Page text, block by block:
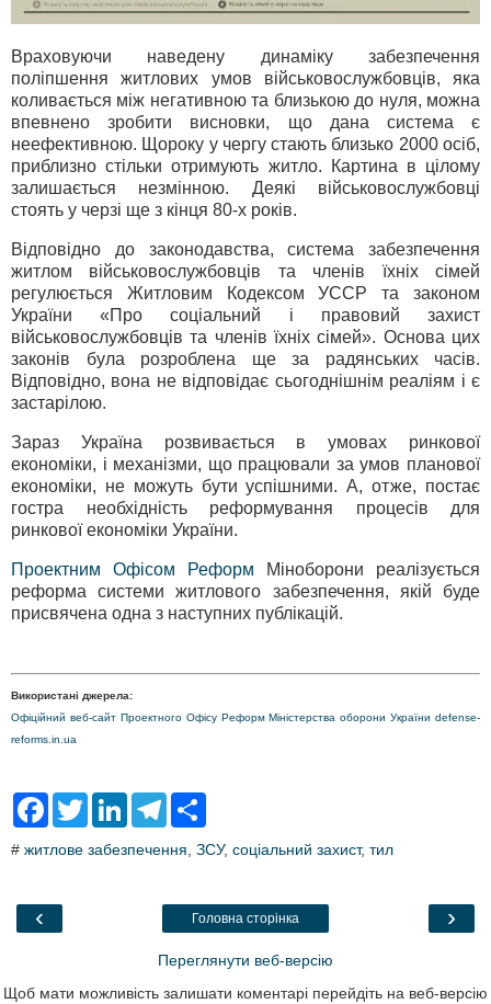
Враховуючи наведену динаміку забезпечення
поліпшення житлових умов військовослужбовців, яка
коливається між негативною та близькою до нуля, можна
впевнено зробити висновки, що дана система є
неефективною. Щороку у чергу стають близько 2000 осіб,
приблизно стільки отримують житло. Картина в цілому
залишається незмінною. Деякі військовослужбовці
стоять у черзі ще з кінця 80-х років.
Відповідно до законодавства, система забезпечення
житлом військовослужбовців та членів їхніх сімей
регулюється Житловим Кодексом УССР та законом
України «Про соціальний і правовий захист
військовослужбовців та членів їхніх сімей». Основа цих
законів була розроблена ще за радянських часів.
Відповідно, вона не відповідає сьогоднішнім реаліям і є
застарілою.
Зараз Україна розвивається в умовах ринкової
економіки, і механізми, що працювали за умов планової
економіки, не можуть бути успішними. А, отже, постає
гостра необхідність реформування процесів для
ринкової економіки України.
Проектним Офісом Реформ Міноборони реалізується
реформа системи житлового забезпечення, якій буде
присвячена одна з наступних публікацій.
Використані джерела:
Офіційний веб-сайт Проектного Офісу Реформ Міністерства оборони України defense-
reforms.in.ua
F
e
o
T
t
L
k
T
e
a
r
# житлове забезпечення, ЗСУ, соціальний захист, тил
‹ ›
Головна сторінка
Переглянути веб-версію
Щоб мати можливість залишати коментарі перейдіть на веб-версію